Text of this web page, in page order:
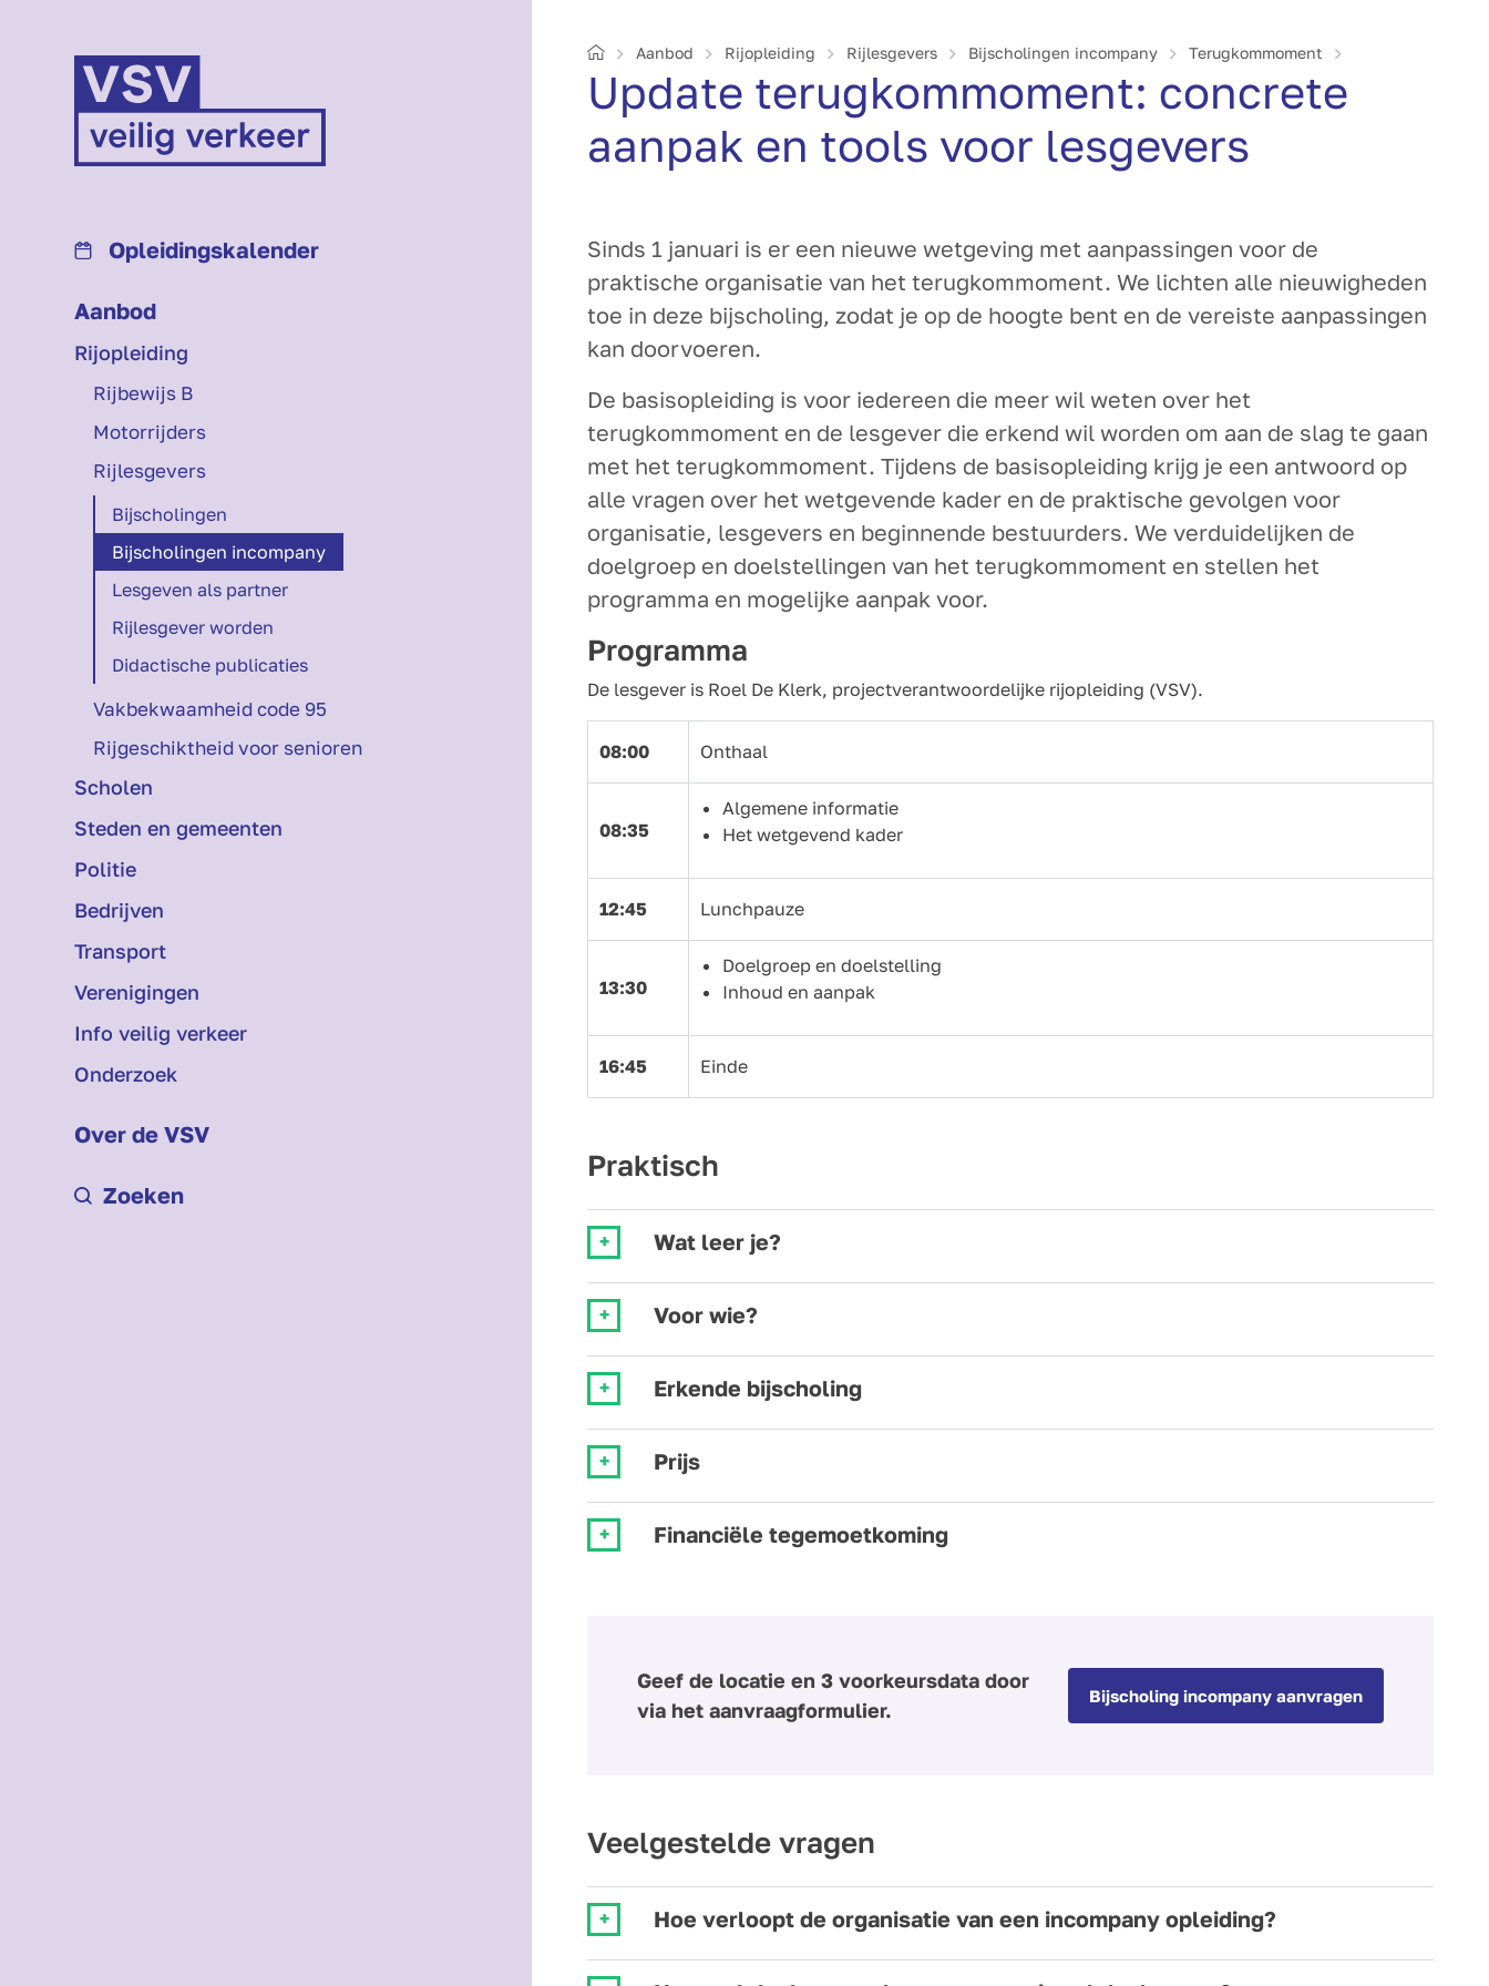
Opleidings­kalender
Aanbod
Rijopleiding
Rijbewijs B
Motorrijders
Rijlesgevers
Bij­scholingen
Bij­scholingen incompany
Lesgeven als partner
Rijlesgever worden
Didactische publicaties
Vakbekwaamheid code 95
Rijgeschiktheid voor senioren
Scholen
Steden en gemeenten
Politie
Bedrijven
Transport
Verenigingen
Info veilig verkeer
Onderzoek
Over de VSV
Zoeken
HomeAanbod Rijopleiding Rijlesgevers Bij­scholingen incompany Terugkommoment
Update terugkom­moment: concrete
aanpak en tools voor lesgevers
Sinds 1 januari is er een nieuwe wetgeving met aanpassingen voor de
praktische organisatie van het terugkommoment. We lichten alle nieuwigheden
toe in deze bijscholing, zodat je op de hoogte bent en de vereiste aanpassingen
kan doorvoeren.
De basisopleiding is voor iedereen die meer wil weten over het
terugkommoment en de lesgever die erkend wil worden om aan de slag te gaan
met het terugkommoment. Tijdens de basisopleiding krijg je een antwoord op
alle vragen over het wetgevende kader en de praktische gevolgen voor
organisatie, lesgevers en beginnende bestuurders. We verduidelijken de
doelgroep en doelstellingen van het terugkommoment en stellen het
programma en mogelijke aanpak voor.
Programma
De lesgever is Roel De Klerk, projectverantwoordelijke rijopleiding (VSV).
08:00 Onthaal
08:35
Algemene informatie
Het wetgevend kader
12:45 Lunchpauze
13:30
Doelgroep en doelstelling
Inhoud en aanpak
16:45 Einde
Praktisch
Wat leer je?
Voor wie?
Erkende bijscholing
Prijs
Financiële tegemoetkoming
Geef de locatie en 3 voorkeursdata door
via het aanvraagformulier.
Bijscholing incompany aanvragen
Veelgestelde vragen
Hoe verloopt de organisatie van een incompany opleiding?